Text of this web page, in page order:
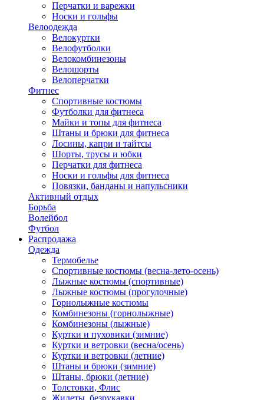
Перчатки и варежки
Носки и гольфы
Велоодежда
Велокуртки
Велофутболки
Велокомбинезоны
Велошорты
Велоперчатки
Фитнес
Спортивные костюмы
Футболки для фитнеса
Майки и топы для фитнеса
Штаны и брюки для фитнеса
Лосины, капри и тайтсы
Шорты, трусы и юбки
Перчатки для фитнеса
Носки и гольфы для фитнеса
Повязки, банданы и напульсники
Активный отдых
Борьба
Волейбол
Футбол
Распродажа
Одежда
Термобелье
Спортивные костюмы (весна-лето-осень)
Лыжные костюмы (спортивные)
Лыжные костюмы (прогулочные)
Горнолыжные костюмы
Комбинезоны (горнолыжные)
Комбинезоны (лыжные)
Куртки и пуховики (зимние)
Куртки и ветровки (весна/осень)
Куртки и ветровки (летние)
Штаны и брюки (зимние)
Штаны, брюки (летние)
Толстовки, Флис
Жилеты, безрукавки